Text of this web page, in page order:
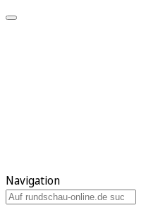
Navigation